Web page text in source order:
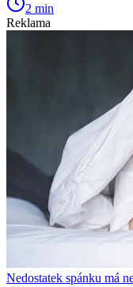
2 min
Reklama
Nedostatek spánku má